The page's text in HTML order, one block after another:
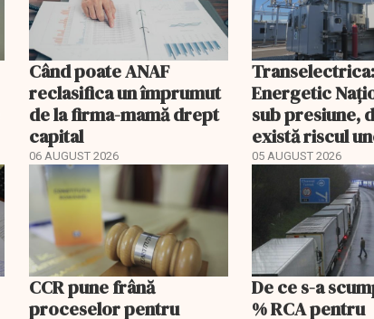
Când poate ANAF
reclasifica un împrumut
de la firma-mamă drept
capital
06 AUGUST 2026
Energetic
sub presiune,
există riscul
majore
05 AUGUST 2026
CCR pune frână
proceselor pentru
De ce s-a
% RCA pentru